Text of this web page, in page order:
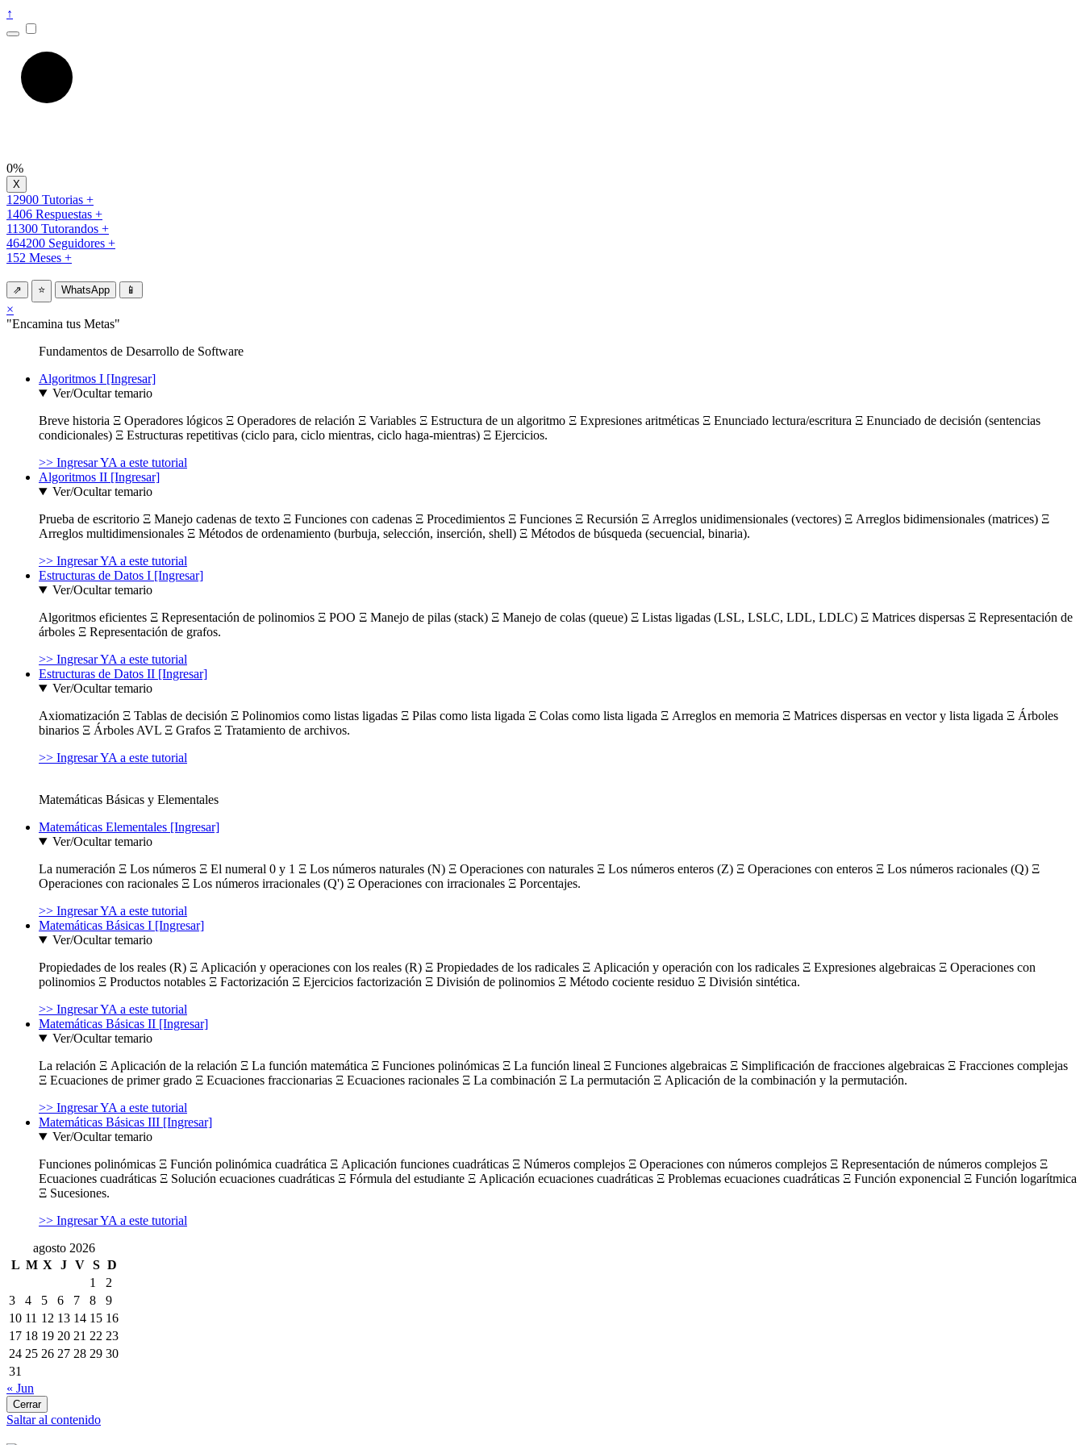
↑
0%
12900 Tutorias +
1406 Respuestas +
11300 Tutorandos +
464200 Seguidores +
152 Meses +
⇗ ⭐ WhatsApp 📱
×
"Encamina tus Metas"
Fundamentos de Desarrollo de Software
Algoritmos I [Ingresar]
Ver/Ocultar temario
Breve historia Ξ Operadores lógicos Ξ Operadores de relación Ξ Variables Ξ Estructura de un algoritmo Ξ Expresiones aritméticas Ξ Enunciado lectura/escritura Ξ Enunciado de decisión (sentencias
condicionales) Ξ Estructuras repetitivas (ciclo para, ciclo mientras, ciclo haga-mientras) Ξ Ejercicios.
>> Ingresar YA a este tutorial
Algoritmos II [Ingresar]
Ver/Ocultar temario
Prueba de escritorio Ξ Manejo cadenas de texto Ξ Funciones con cadenas Ξ Procedimientos Ξ Funciones Ξ Recursión Ξ Arreglos unidimensionales (vectores) Ξ Arreglos bidimensionales (matrices) Ξ
Arreglos multidimensionales Ξ Métodos de ordenamiento (burbuja, selección, inserción, shell) Ξ Métodos de búsqueda (secuencial, binaria).
>> Ingresar YA a este tutorial
Estructuras de Datos I [Ingresar]
Ver/Ocultar temario
Algoritmos eficientes Ξ Representación de polinomios Ξ POO Ξ Manejo de pilas (stack) Ξ Manejo de colas (queue) Ξ Listas ligadas (LSL, LSLC, LDL, LDLC) Ξ Matrices dispersas Ξ Representación de
árboles Ξ Representación de grafos.
>> Ingresar YA a este tutorial
Estructuras de Datos II [Ingresar]
Ver/Ocultar temario
Axiomatización Ξ Tablas de decisión Ξ Polinomios como listas ligadas Ξ Pilas como lista ligada Ξ Colas como lista ligada Ξ Arreglos en memoria Ξ Matrices dispersas en vector y lista ligada Ξ Árboles
binarios Ξ Árboles AVL Ξ Grafos Ξ Tratamiento de archivos.
>> Ingresar YA a este tutorial
Matemáticas Básicas y Elementales
Matemáticas Elementales [Ingresar]
Ver/Ocultar temario
La numeración Ξ Los números Ξ El numeral 0 y 1 Ξ Los números naturales (N) Ξ Operaciones con naturales Ξ Los números enteros (Z) Ξ Operaciones con enteros Ξ Los números racionales (Q) Ξ
Operaciones con racionales Ξ Los números irracionales (Q') Ξ Operaciones con irracionales Ξ Porcentajes.
>> Ingresar YA a este tutorial
Matemáticas Básicas I [Ingresar]
Ver/Ocultar temario
Propiedades de los reales (R) Ξ Aplicación y operaciones con los reales (R) Ξ Propiedades de los radicales Ξ Aplicación y operación con los radicales Ξ Expresiones algebraicas Ξ Operaciones con
polinomios Ξ Productos notables Ξ Factorización Ξ Ejercicios factorización Ξ División de polinomios Ξ Método cociente residuo Ξ División sintética.
>> Ingresar YA a este tutorial
Matemáticas Básicas II [Ingresar]
Ver/Ocultar temario
La relación Ξ Aplicación de la relación Ξ La función matemática Ξ Funciones polinómicas Ξ La función lineal Ξ Funciones algebraicas Ξ Simplificación de fracciones algebraicas Ξ Fracciones complejas
Ξ Ecuaciones de primer grado Ξ Ecuaciones fraccionarias Ξ Ecuaciones racionales Ξ La combinación Ξ La permutación Ξ Aplicación de la combinación y la permutación.
>> Ingresar YA a este tutorial
Matemáticas Básicas III [Ingresar]
Ver/Ocultar temario
Funciones polinómicas Ξ Función polinómica cuadrática Ξ Aplicación funciones cuadráticas Ξ Números complejos Ξ Operaciones con números complejos Ξ Representación de números complejos Ξ
Ecuaciones cuadráticas Ξ Solución ecuaciones cuadráticas Ξ Fórmula del estudiante Ξ Aplicación ecuaciones cuadráticas Ξ Problemas ecuaciones cuadráticas Ξ Función exponencial Ξ Función logarítmica
Ξ Sucesiones.
>> Ingresar YA a este tutorial
agosto 2026
L M X J V S D
1
2
3
4 5 6 7 8
9
10 11 12 13 14 15 16
17 18 19 20 21 22 23
24 25 26 27 28 29 30
31
« Jun
Cerrar
Saltar al contenido